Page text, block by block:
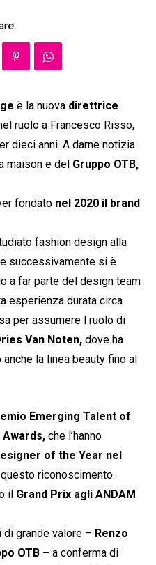
è la nuova direttrice
ruolo a Francesco Risso,
dieci anni. A darne notizia
maison e del Gruppo OTB,
fondato nel 2020 il brand
fashion design alla
e successivamente si è
a far parte del design team
esperienza durata circa
per assumere l ruolo di
Van Noten, dove ha
la linea beauty fino al
Emerging Talent of
Awards, che l’hanno
of the Year nel
riconoscimento.
il Grand Prix agli ANDAM
di grande valore – Renzo
OTB – a conferma di